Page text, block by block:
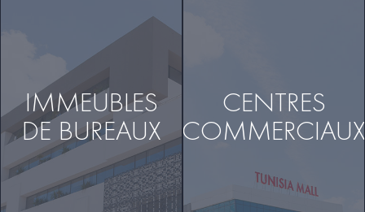
IMMEUBLES
DE BUREAUX
CENTRES
COMMERCIAUX